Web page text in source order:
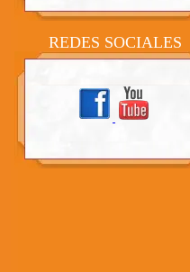
REDES SOCIALES